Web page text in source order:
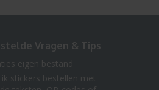
Vragen & Tips
eigen bestand
ik stickers bestellen met